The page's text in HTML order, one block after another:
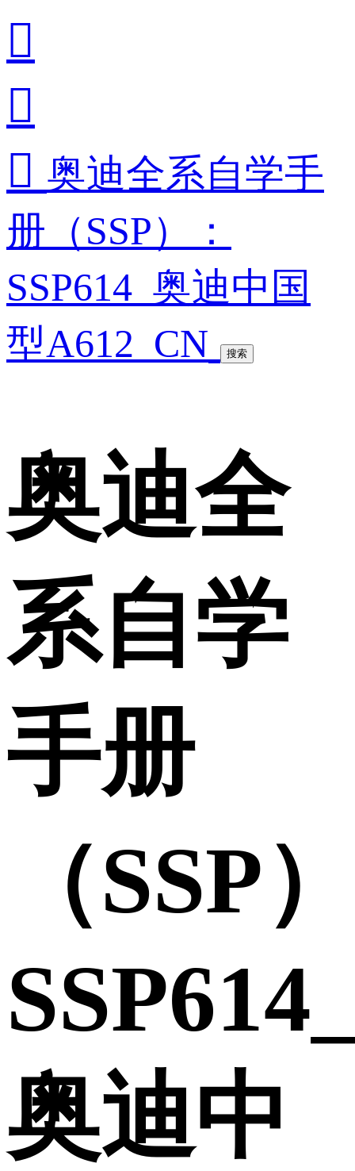


 奥迪全系自学手
册（SSP）：
SSP614_奥迪中国
型A612_CN
搜索
奥迪全
系自学
手册
（SSP
奥迪中